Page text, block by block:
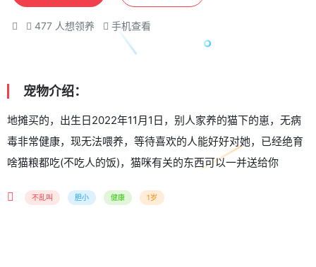
477 人想领养 手机查看
宠物介绍：
地摊买的，出生日2022年11月1日，别人家养的猫下的崽，无病
毒非常健康，现无法喂养，等待喜欢的人能好好对她，已经绝育
啥猫粮都吃(不吃人的饭)，猫咪有关的东西可以一并送给你
不乱叫 胆小 健康 1岁